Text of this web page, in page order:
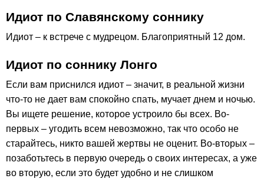
Идиот по Славянскому соннику
Идиот – к встрече с мудрецом. Благоприятный 12 дом.
Идиот по соннику Лонго
Если вам приснился идиот – значит, в реальной жизни
что-то не дает вам спокойно спать, мучает днем и ночью.
Вы ищете решение, которое устроило бы всех. Во-
первых – угодить всем невозможно, так что особо не
старайтесь, никто вашей жертвы не оценит. Во-вторых –
позаботьтесь в первую очередь о своих интересах, а уже
во вторую, если это будет удобно и не слишком